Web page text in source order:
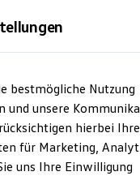
bestmögliche Nutzung
und unsere
hierbei Ihre
für Marketing,
uns Ihre Einwilligung